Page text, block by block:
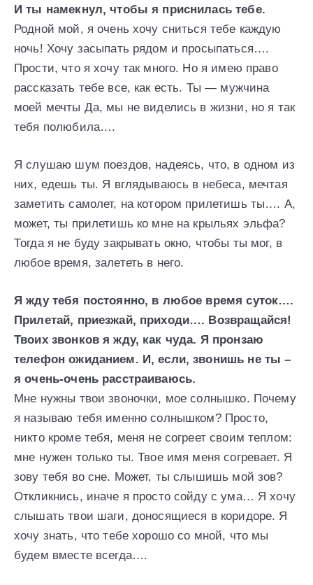
И ты намекнул, чтобы я приснилась тебе.
Родной мой, я очень хочу сниться тебе каждую
ночь! Хочу засыпать рядом и просыпаться….
Прости, что я хочу так много. Но я имею право
рассказать тебе все, как есть. Ты — мужчина
моей мечты Да, мы не виделись в жизни, но я так
тебя полюбила….
Я слушаю шум поездов, надеясь, что, в одном из
них, едешь ты. Я вглядываюсь в небеса, мечтая
заметить самолет, на котором прилетишь ты…. А,
может, ты прилетишь ко мне на крыльях эльфа?
Тогда я не буду закрывать окно, чтобы ты мог, в
любое время, залететь в него.
Я жду тебя постоянно, в любое время суток….
Прилетай, приезжай, приходи…. Возвращайся!
Твоих звонков я жду, как чуда. Я пронзаю
телефон ожиданием. И, если, звонишь не ты –
я очень-очень расстраиваюсь.
Мне нужны твои звоночки, мое солнышко. Почему
я называю тебя именно солнышком? Просто,
никто кроме тебя, меня не согреет своим теплом:
мне нужен только ты. Твое имя меня согревает. Я
зову тебя во сне. Может, ты слышишь мой зов?
Откликнись, иначе я просто сойду с ума… Я хочу
слышать твои шаги, доносящиеся в коридоре. Я
хочу знать, что тебе хорошо со мной, что мы
будем вместе всегда….